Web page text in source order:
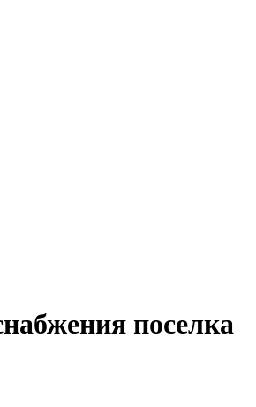
поселка